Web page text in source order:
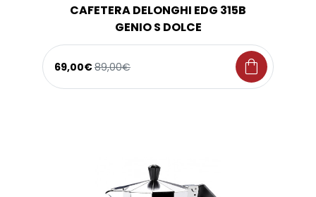
CAFETERA DELONGHI EDG 315B
GENIO S DOLCE
69,00€89,00€ shopping_bag